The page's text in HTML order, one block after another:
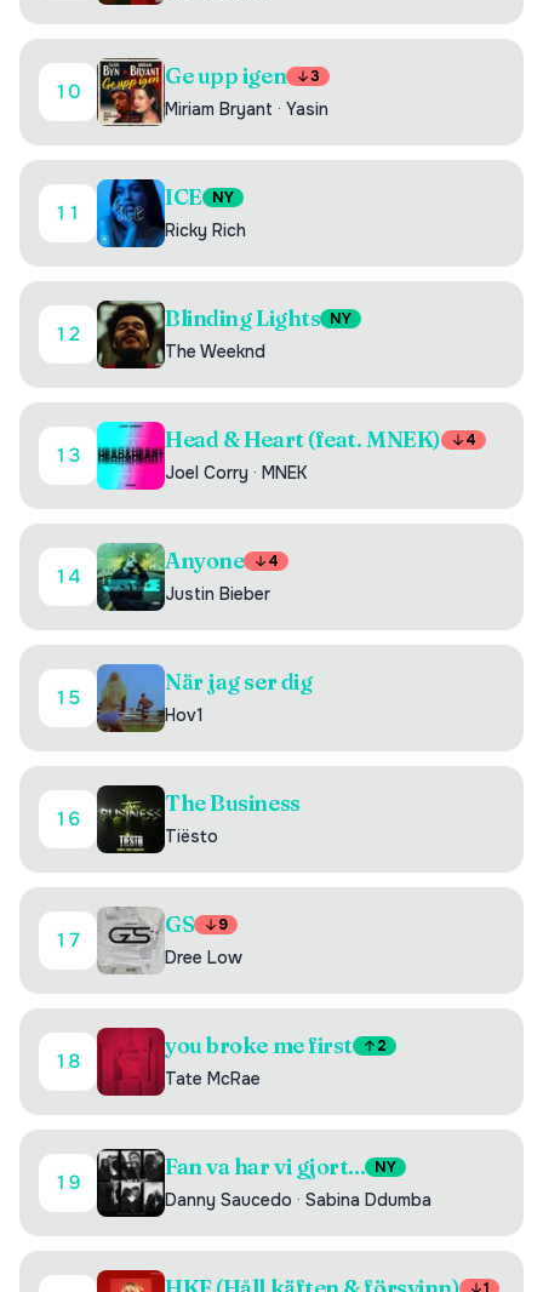
10
Ge upp igen 3
Miriam Bryant · Yasin
11
ICE NY
Ricky Rich
12
Blinding Lights NY
The Weeknd
13
Head & Heart (feat. MNEK) 4
Joel Corry · MNEK
14
Anyone 4
Justin Bieber
15
När jag ser dig
Hov1
16
The Business
Tiësto
17
GS 9
Dree Low
18
you broke me first 2
Tate McRae
19
Fan va har vi gjort... NY
Danny Saucedo · Sabina Ddumba